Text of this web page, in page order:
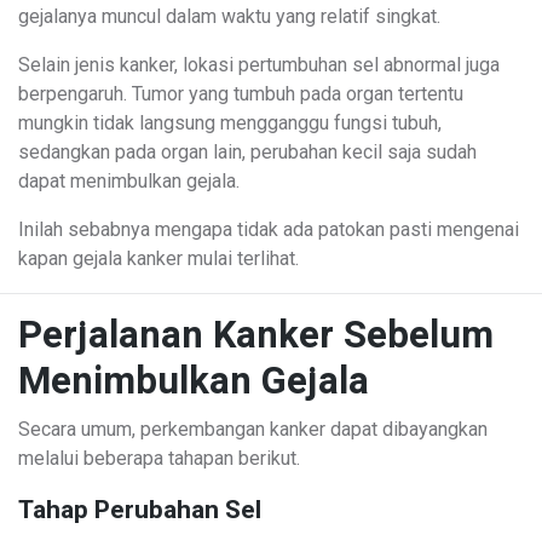
gejalanya muncul dalam waktu yang relatif singkat.
Selain jenis kanker, lokasi pertumbuhan sel abnormal juga
berpengaruh. Tumor yang tumbuh pada organ tertentu
mungkin tidak langsung mengganggu fungsi tubuh,
sedangkan pada organ lain, perubahan kecil saja sudah
dapat menimbulkan gejala.
Inilah sebabnya mengapa tidak ada patokan pasti mengenai
kapan gejala kanker mulai terlihat.
Perjalanan Kanker Sebelum
Menimbulkan Gejala
Secara umum, perkembangan kanker dapat dibayangkan
melalui beberapa tahapan berikut.
Tahap Perubahan Sel